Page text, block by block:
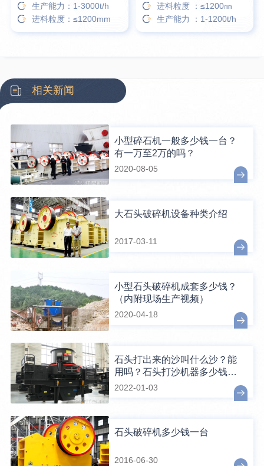
生产能力：1-3000t/h
进料粒度：≤1200mm
进料粒度 ：≤1200㎜
生产能力 ：1-1200t/h
相关新闻
小型碎石机一般多少钱一台？
有一万至2万的吗？
2020-08-05
大石头破碎机设备种类介绍
2017-03-11
小型石头破碎机成套多少钱？
（内附现场生产视频）
2020-04-18
石头打出来的沙叫什么沙？能
用吗？石头打沙机器多少钱一
台？
2022-01-03
石头破碎机多少钱一台
2016-06-30